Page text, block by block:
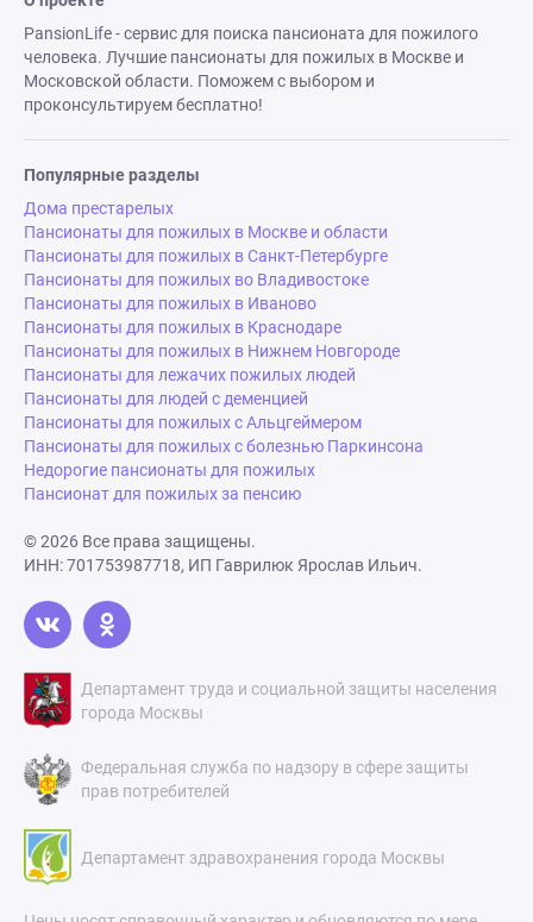
PansionLife - сервис для поиска пансионата для пожилого
человека. Лучшие пансионаты для пожилых в Москве и
Московской области. Поможем с выбором и
проконсультируем бесплатно!
Популярные разделы
Дома престарелых
Пансионаты для пожилых в Москве и области
Пансионаты для пожилых в Санкт-Петербурге
Пансионаты для пожилых во Владивостоке
Пансионаты для пожилых в Иваново
Пансионаты для пожилых в Краснодаре
Пансионаты для пожилых в Нижнем Новгороде
Пансионаты для лежачих пожилых людей
Пансионаты для людей с деменцией
Пансионаты для пожилых с Альцгеймером
Пансионаты для пожилых с болезнью Паркинсона
Недорогие пансионаты для пожилых
Пансионат для пожилых за пенсию
© 2026 Все права защищены.
ИНН: 701753987718, ИП Гаврилюк Ярослав Ильич.
Департамент труда и социальной защиты населения
города Москвы
Федеральная служба по надзору в сфере защиты
прав потребителей
Департамент здравохранения города Москвы